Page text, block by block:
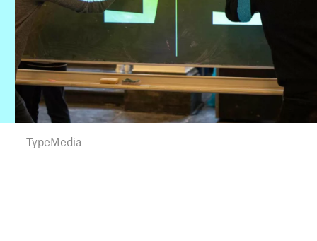
TypeMedia